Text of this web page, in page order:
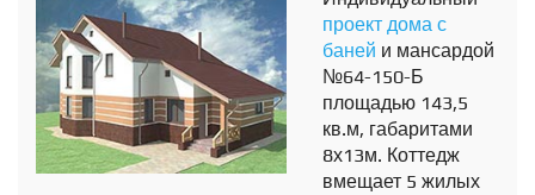
проект дома с
баней и мансардой
№64-150-Б
площадью 143,5
кв.м, габаритами
8х13м. Коттедж
вмещает 5 жилых